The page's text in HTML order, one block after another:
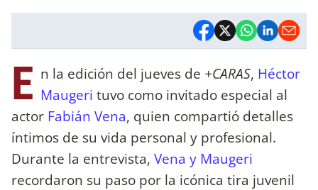
E n la edición del jueves de +CARAS, Héctor
Maugeri tuvo como invitado especial al
actor Fabián Vena, quien compartió detalles
íntimos de su vida personal y profesional.
Durante la entrevista, Vena y Maugeri
recordaron su paso por la icónica tira juvenil